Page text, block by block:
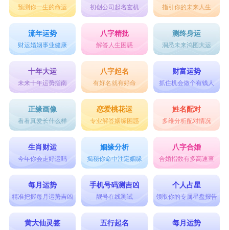
预测你一生的命运 初创公司起名玄机 指引你的未来人生
流年运势
财运婚姻事业健康
八字精批
解答人生困惑
测终身运
洞悉未来鸿图大运
十年大运
未来十年运势指南
八字起名
有好名就有好命
财富运势
抓住机会做个有钱人
正缘画像
看看真爱长什么样
恋爱桃花运
专业解答姻缘困惑
姓名配对
多维分析配对情况
生肖财运
今年你会走好运吗
姻缘分析
揭秘你命中注定姻缘
八字合婚
合婚指数有多高速查
每月运势
精准把握每月运势吉凶
手机号码测吉凶
靓号在线测试
个人占星
领取你的专属星盘报告
黄大仙灵签 五行起名 每月运势